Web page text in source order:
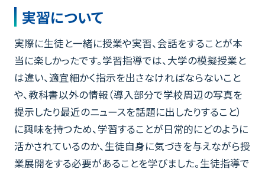
実習について
実際に生徒と一緒に授業や実習、会話をすることが本
当に楽しかったです。学習指導では、大学の模擬授業と
は違い、適宜細かく指示を出さなければならないこと
や、教科書以外の情報（導入部分で学校周辺の写真を
提示したり最近のニュースを話題に出したりすること）
に興味を持つため、学習することが日常的にどのように
活かされているのか、生徒自身に気づきを与えながら授
業展開をする必要があることを学びました。生徒指導で